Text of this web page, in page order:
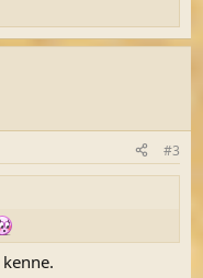
#3
kenne.